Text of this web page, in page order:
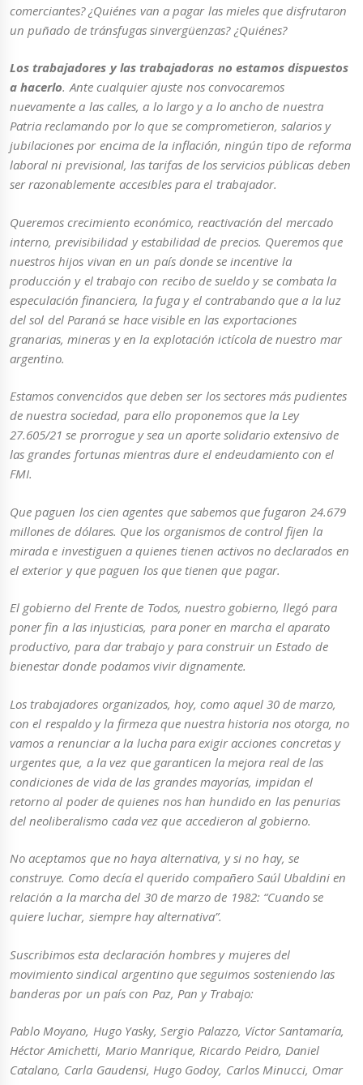
comerciantes? ¿Quiénes van a pagar las mieles que disfrutaron
un puñado de tránsfugas sinvergüenzas? ¿Quiénes?
Los trabajadores y las trabajadoras no estamos dispuestos
a hacerlo. Ante cualquier ajuste nos convocaremos
nuevamente a las calles, a lo largo y a lo ancho de nuestra
Patria reclamando por lo que se comprometieron, salarios y
jubilaciones por encima de la inflación, ningún tipo de reforma
laboral ni previsional, las tarifas de los servicios públicas deben
ser razonablemente accesibles para el trabajador.
Queremos crecimiento económico, reactivación del mercado
interno, previsibilidad y estabilidad de precios. Queremos que
nuestros hijos vivan en un país donde se incentive la
producción y el trabajo con recibo de sueldo y se combata la
especulación financiera, la fuga y el contrabando que a la luz
del sol del Paraná se hace visible en las exportaciones
granarias, mineras y en la explotación ictícola de nuestro mar
argentino.
Estamos convencidos que deben ser los sectores más pudientes
de nuestra sociedad, para ello proponemos que la Ley
27.605/21 se prorrogue y sea un aporte solidario extensivo de
las grandes fortunas mientras dure el endeudamiento con el
FMI.
Que paguen los cien agentes que sabemos que fugaron 24.679
millones de dólares. Que los organismos de control fijen la
mirada e investiguen a quienes tienen activos no declarados en
el exterior y que paguen los que tienen que pagar.
El gobierno del Frente de Todos, nuestro gobierno, llegó para
poner fin a las injusticias, para poner en marcha el aparato
productivo, para dar trabajo y para construir un Estado de
bienestar donde podamos vivir dignamente.
Los trabajadores organizados, hoy, como aquel 30 de marzo,
con el respaldo y la firmeza que nuestra historia nos otorga, no
vamos a renunciar a la lucha para exigir acciones concretas y
urgentes que, a la vez que garanticen la mejora real de las
condiciones de vida de las grandes mayorías, impidan el
retorno al poder de quienes nos han hundido en las penurias
del neoliberalismo cada vez que accedieron al gobierno.
No aceptamos que no haya alternativa, y si no hay, se
construye. Como decía el querido compañero Saúl Ubaldini en
relación a la marcha del 30 de marzo de 1982: “Cuando se
quiere luchar, siempre hay alternativa”.
Suscribimos esta declaración hombres y mujeres del
movimiento sindical argentino que seguimos sosteniendo las
banderas por un país con Paz, Pan y Trabajo:
Pablo Moyano, Hugo Yasky, Sergio Palazzo, Víctor Santamaría,
Héctor Amichetti, Mario Manrique, Ricardo Peidro, Daniel
Catalano, Carla Gaudensi, Hugo Godoy, Carlos Minucci, Omar